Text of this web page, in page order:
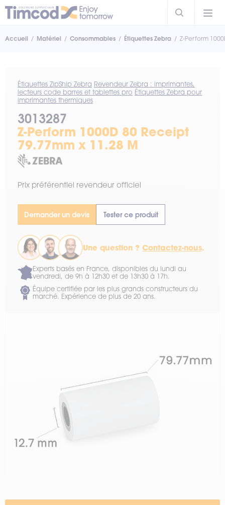
Accueil Matériel Consommables Étiquettes Zebra Z-Perform
Étiquettes ZipShip Zebra Revendeur Zebra : imprimantes,
lecteurs code barres et tablettes pro Étiquettes Zebra pour
imprimantes thermiques
3013287
Z-Perform 1000D 80 Receipt
79.77mm x 11.28 M
Prix préférentiel revendeur officiel
Demander un devis Tester ce produit
Une question ? Contactez-nous.
Experts basés en France, disponibles du lundi au
vendredi, de 9h à 12h30 et de 13h30 à 17h.
Équipe certifiée par les plus grands constructeurs du
marché. Expérience de plus de 20 ans.